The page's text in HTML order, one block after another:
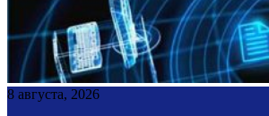
8 августа, 2026